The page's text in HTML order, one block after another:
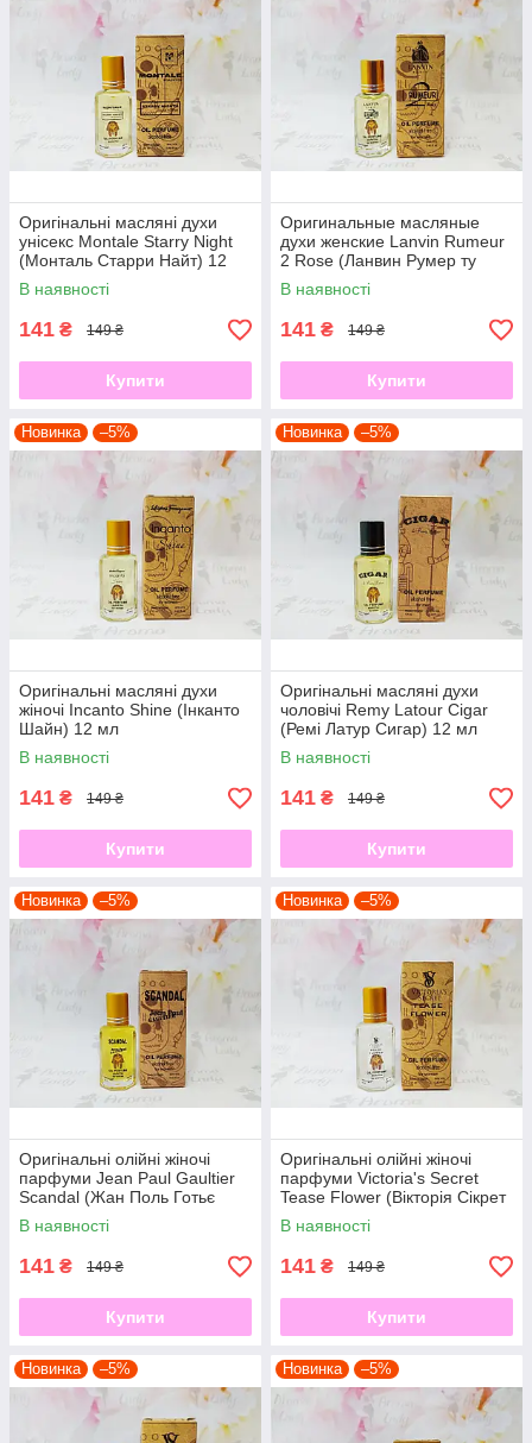
Оригінальні масляні духи
унісекс Montale Starry Night
(Монталь Старри Найт) 12
мл
В наявності
141 ₴ 149 ₴
Купити
Оригинальные масляные
духи женские Lanvin Rumeur
2 Rose (Ланвин Румер ту
Роуз) 12 мл
В наявності
141 ₴ 149 ₴
Купити
Новинка –5%
Оригінальні масляні духи
жіночі Incanto Shine (Інканто
Шайн) 12 мл
В наявності
141 ₴ 149 ₴
Купити
Новинка –5%
Оригінальні масляні духи
чоловічі Remy Latour Cigar
(Ремі Латур Сигар) 12 мл
В наявності
141 ₴ 149 ₴
Купити
Новинка –5%
Оригінальні олійні жіночі
парфуми Jean Paul Gaultier
Scandal (Жан Поль Готьє
Скандал) 12 мл
В наявності
141 ₴ 149 ₴
Купити
Новинка –5%
Оригінальні олійні жіночі
парфуми Victoria's Secret
Tease Flower (Вікторія Сікрет
Тіз Фловер) 12 мл
В наявності
141 ₴ 149 ₴
Купити
Новинка –5% Новинка –5%